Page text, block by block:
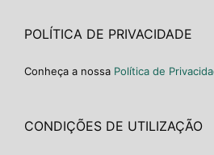
POLÍTICA DE PRIVACIDADE
Conheça a nossa Política de
CONDIÇÕES DE UTILIZAÇÃO